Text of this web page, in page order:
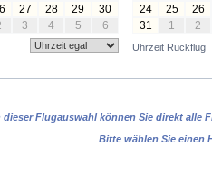
27 28 29
30
3 4 5 6
24
25 26
31
1 2
Uhrzeit Rückflug
dieser Flugauswahl können Sie direkt alle
Bitte wählen Sie einen